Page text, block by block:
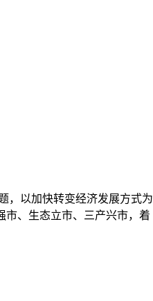
，以加快转变经济发展方式为
、生态立市、三产兴市，着